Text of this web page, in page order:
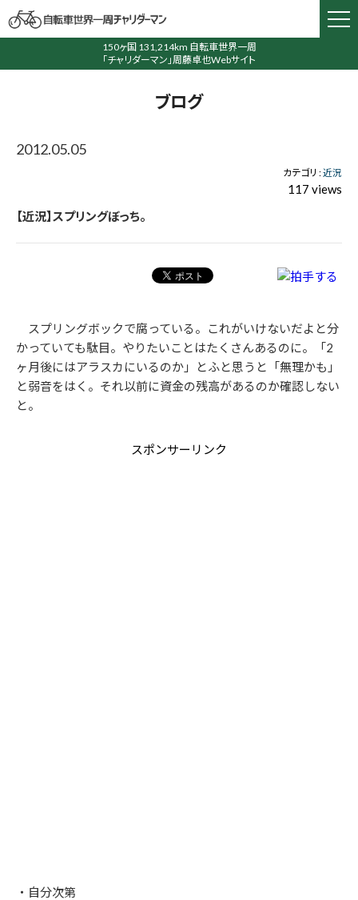
150ヶ国 131,214km 自転車世界一周
「チャリダーマン」周藤卓也Webサイト
ブログ
2012.05.05
カテゴリ :近況
117 views
【近況】スプリングぼっち。
スプリングボックで腐っている。これがいけないだよと分
かっていても駄目。やりたいことはたくさんあるのに。「2
ヶ月後にはアラスカにいるのか」とふと思うと「無理かも」
と弱音をはく。それ以前に資金の残高があるのか確認しない
と。
スポンサーリンク
・自分次第